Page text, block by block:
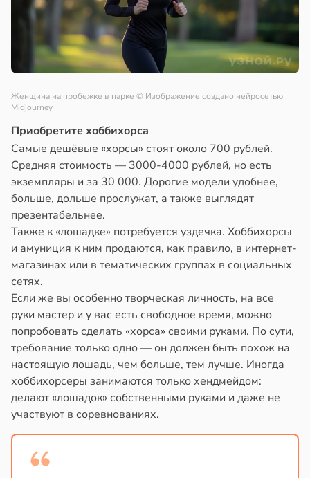
Женщина на пробежке в парке © Изображение создано нейросетью
Midjourney
Приобретите хоббихорса
Самые дешёвые «хорсы» стоят около 700 рублей.
Средняя стоимость — 3000-4000 рублей, но есть
экземпляры и за 30 000. Дорогие модели удобнее,
больше, дольше прослужат, а также выглядят
презентабельнее.
Также к «лошадке» потребуется уздечка. Хоббихорсы
и амуниция к ним продаются, как правило, в интернет-
магазинах или в тематических группах в социальных
сетях.
Если же вы особенно творческая личность, на все
руки мастер и у вас есть свободное время, можно
попробовать сделать «хорса» своими руками. По сути,
требование только одно — он должен быть похож на
настоящую лошадь, чем больше, тем лучше. Иногда
хоббихорсеры занимаются только хендмейдом:
делают «лошадок» собственными руками и даже не
участвуют в соревнованиях.